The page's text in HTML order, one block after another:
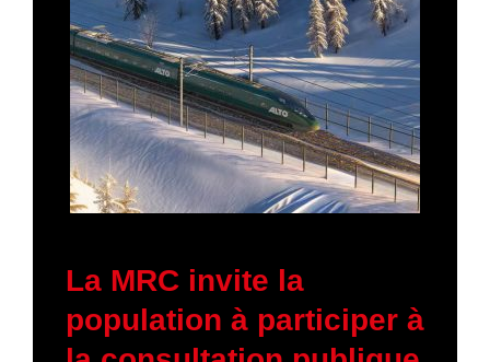
La MRC invite la
population à participer à